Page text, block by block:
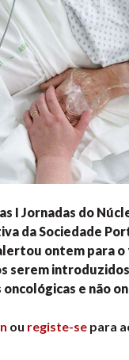
I Jornadas do
da Sociedade
ontem para o
serem
e não
ou registe-se para